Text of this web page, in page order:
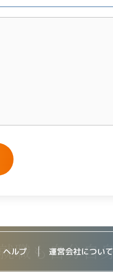
ヘルプ 運営会社について